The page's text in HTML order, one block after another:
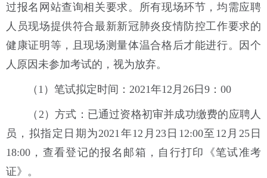
过报名网站查询相关要求。所有现场环节，均需应聘
人员现场提供符合最新新冠肺炎疫情防控工作要求的
健康证明等，且现场测量体温合格后才能进行。因个
人原因未参加考试的，视为放弃。
（1）笔试拟定时间：2021年12月26日9：00
（2）方式：已通过资格初审并成功缴费的应聘人
员，拟指定日期为2021年12月23日12:00至12月25日
18:00，查看登记的报名邮箱，自行打印《笔试准考
证》。